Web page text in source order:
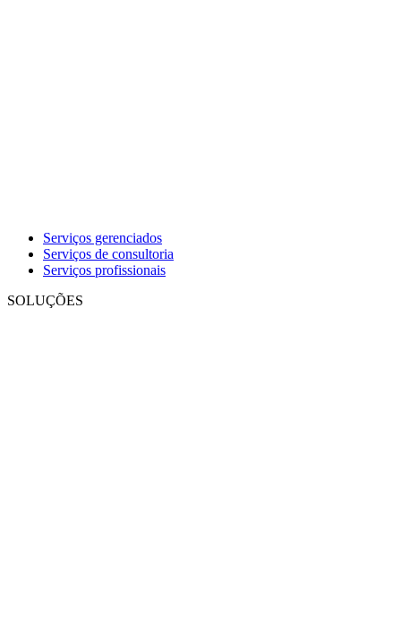
Serviços gerenciados
Serviços de consultoria
Serviços profissionais
SOLUÇÕES